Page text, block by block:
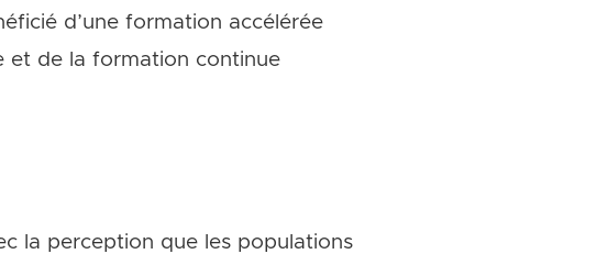
d’une formation accélérée
et de la formation continue
la perception que les populations